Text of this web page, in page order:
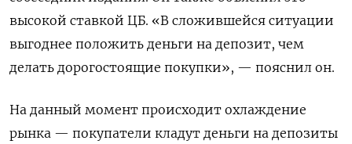
высокой ставкой ЦБ. «В сложившейся ситуации
выгоднее положить деньги на депозит, чем
делать дорогостоящие покупки», — пояснил он.
На данный момент происходит охлаждение
рынка — покупатели кладут деньги на депозиты